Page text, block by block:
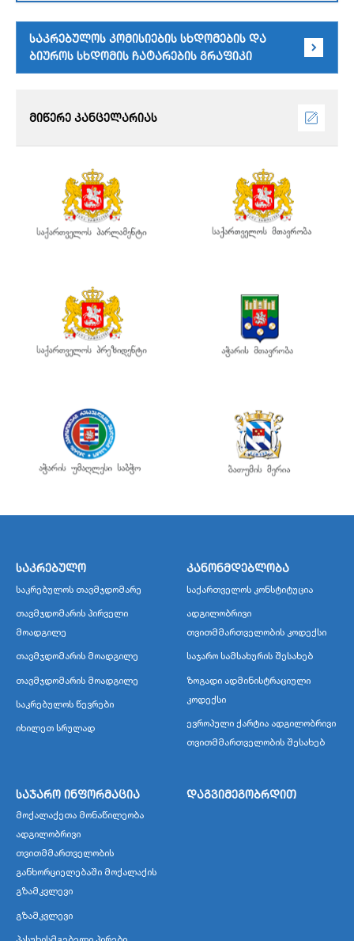
საკრებულოს კომისიების სხდომების და
ბიუროს სხდომის ჩატარების გრაფიკი
მიწერე კანცელარიას
საკრებულო
საკრებულოს თავმჯდომარე
თავმჯდომარის პირველი
მოადგილე
თავმჯდომარის მოადგილე
თავმჯდომარის მოადგილე
საკრებულოს წევრები
იხილეთ სრულად
კანონმდებლობა
საქართველოს კონსტიტუცია
ადგილობრივი
თვითმმართველობის კოდექსი
საჯარო სამსახურის შესახებ
ზოგადი ადმინისტრაციული
კოდექსი
ევროპული ქარტია ადგილობრივი
თვითმმართველობის შესახებ
საჯარო ინფორმაცია
მოქალაქეთა მონაწილეობა
ადგილობრივი
თვითმმართველობის
განხორციელებაში მოქალაქის
გზამკვლევი
გზამკვლევი
დაგვიმეგობრდით